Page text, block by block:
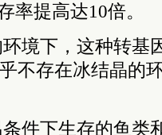
率提高达10倍。
境下，这种转基
不存在冰结晶的
件下生存的鱼类